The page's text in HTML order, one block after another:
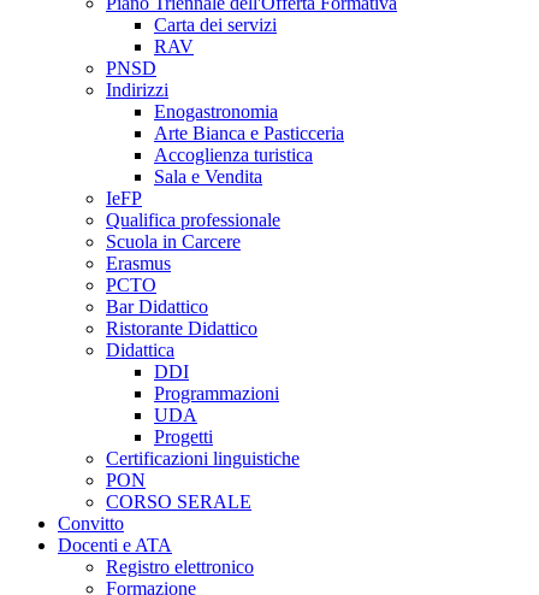
Carta dei servizi
RAV
PNSD
Indirizzi
Enogastronomia
Arte Bianca e Pasticceria
Accoglienza turistica
Sala e Vendita
IeFP
Qualifica professionale
Scuola in Carcere
Erasmus
PCTO
Bar Didattico
Ristorante Didattico
Didattica
DDI
Programmazioni
UDA
Progetti
Certificazioni linguistiche
PON
CORSO SERALE
Convitto
Docenti e ATA
Registro elettronico
Formazione